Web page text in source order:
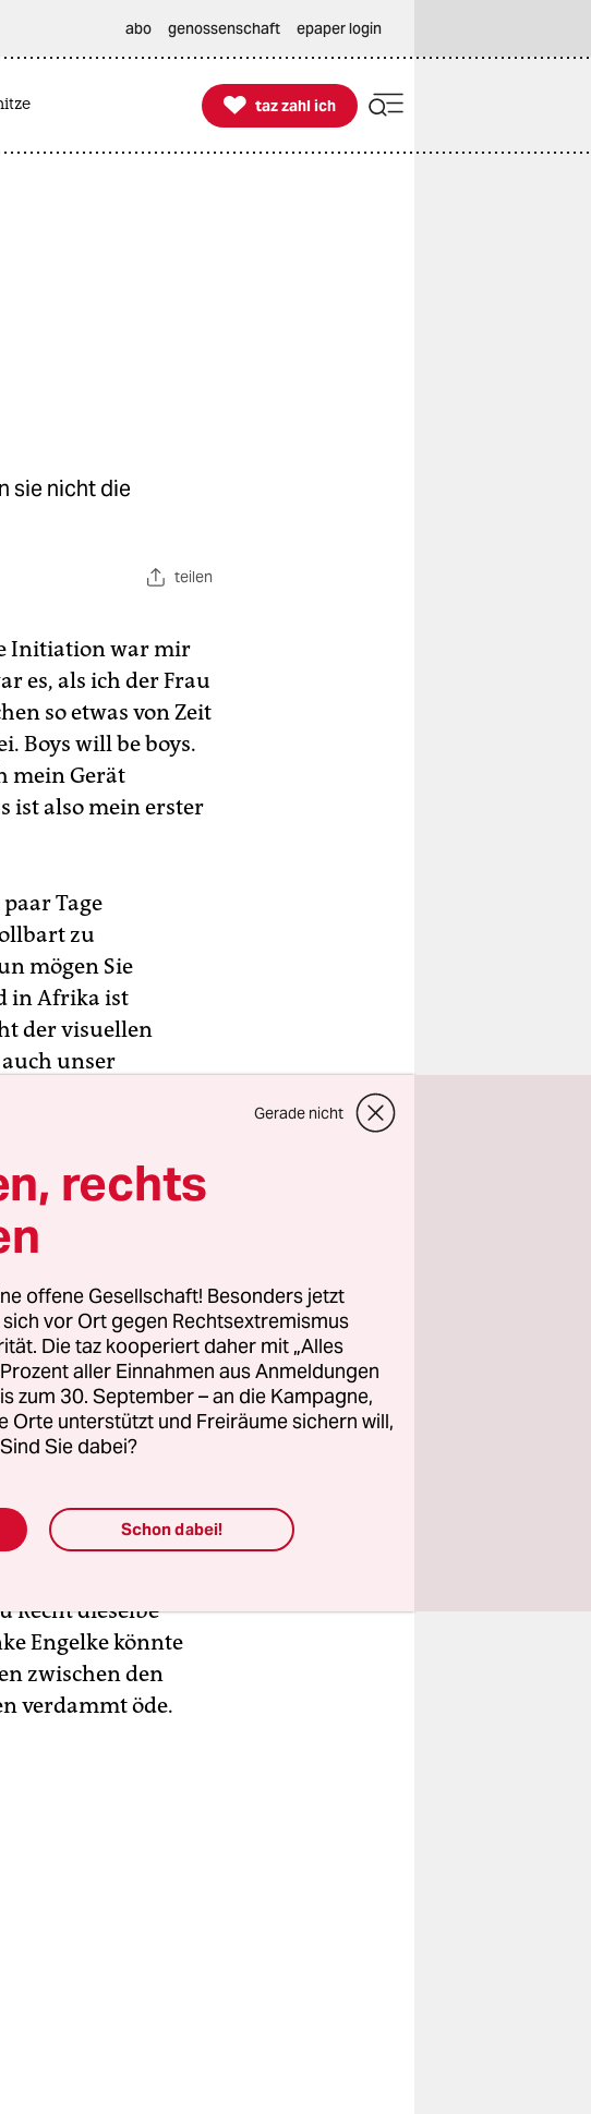
abo genossenschaft epaper login

taz zahl ich
taz zahl ich
sie nicht die
teilen
Initiation war mir
es, als ich der Frau
so etwas von Zeit
Boys will be boys.
mein Gerät
ist also mein erster
Tage
zu
mögen Sie
in Afrika ist
der visuellen
unser
und Pflichten
Recht dieselbe
Engelke könnte
zwischen den
verdammt öde.
Gerade nicht
rechts
offene Gesellschaft! Besonders jetzt
vor Ort gegen Rechtsextremismus
Die taz kooperiert daher mit „Alles
aller Einnahmen aus Anmeldungen
zum 30. September – an die Kampagne,
Orte unterstützt und Freiräume sichern will,
Sie dabei?
Schon dabei!